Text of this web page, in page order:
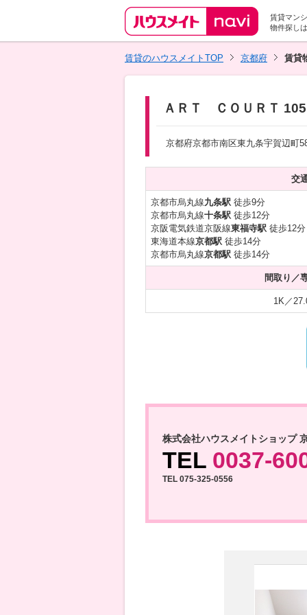
賃貸マン
物件探し
賃貸のハウスメイトTOP 京都府 賃貸
ＡＲＴ ＣＯＵＲＴ 105
京都府京都市南区東九条宇賀辺町
交
京都市烏丸線九条駅徒歩9分
京都市烏丸線十条駅徒歩12分
京阪電気鉄道京阪線東福寺駅徒歩12分
東海道本線京都駅徒歩14分
京都市烏丸線京都駅徒歩14分
間取り／
1K／
株式会社ハウスメイトショップ
TEL 0037-
TEL 075-325-0556